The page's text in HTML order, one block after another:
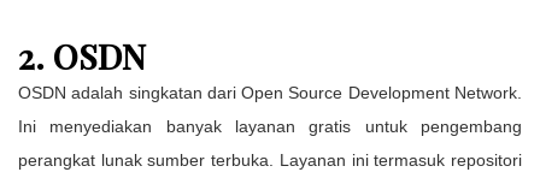
2. OSDN
OSDN adalah singkatan dari Open Source Development Network.
Ini menyediakan banyak layanan gratis untuk pengembang
perangkat lunak sumber terbuka. Layanan ini termasuk repositori